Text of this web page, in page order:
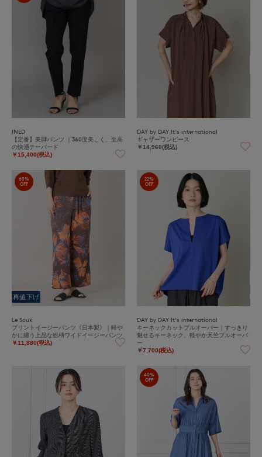
INED
【定番】美脚パンツ ｜360度美しく、至高
の快適テーパード
￥15,400(税込)
DAY by DAY It's international
ギャザーワンピース
￥14,960(税込)
60%
OFF
再値下げ
Le Souk
プリントイージーパンツ《日本製》｜軽や
かに纏う上品な総柄ワイドイージーパンツ
￥11,880(税込)
22%
OFF
DAY by DAY It's international
キーネックカットプルオーバー｜すっきり
魅せるキーネック、軽やか天竺プルオーバ
ー
￥7,700(税込)
40%
OFF